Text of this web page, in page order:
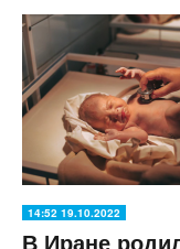
14:52 19.10.2022
В Иране